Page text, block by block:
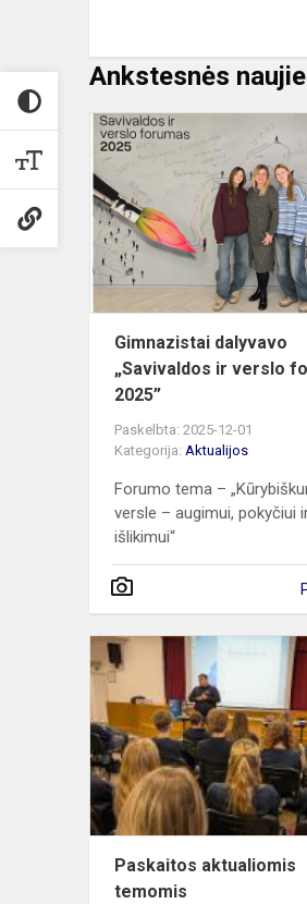
Ankstesnės
Gimnazistai dalyvavo
„Savivaldos ir verslo
2025”
Paskelbta: 2025-12-01
Kategorija: Aktualijos
Forumo tema –
versle – augimui, pokyčiui
išlikimui“
Paskaitos aktualiomis
temomis